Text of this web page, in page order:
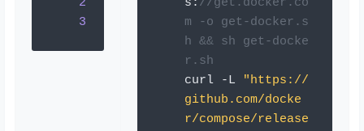
2
3
s : //get.docker.co
m -o get-docker.s
h && sh get-docke
r.sh
curl
-L
"https://
github.com/docke
r/compose/release